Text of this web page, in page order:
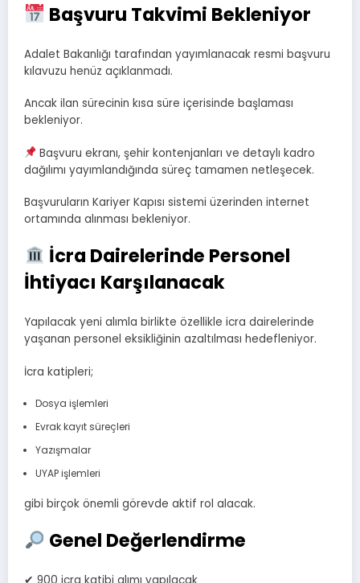
Başvuru Takvimi Bekleniyor
Adalet Bakanlığı tarafından yayımlanacak resmi başvuru
kılavuzu henüz açıklanmadı.
Ancak ilan sürecinin kısa süre içerisinde başlaması
bekleniyor.
Başvuru ekranı, şehir kontenjanları ve detaylı kadro
dağılımı yayımlandığında süreç tamamen netleşecek.
Başvuruların Kariyer Kapısı sistemi üzerinden internet
ortamında alınması bekleniyor.
İcra Dairelerinde Personel
İhtiyacı Karşılanacak
Yapılacak yeni alımla birlikte özellikle icra dairelerinde
yaşanan personel eksikliğinin azaltılması hedefleniyor.
İcra katipleri;
Dosya işlemleri
Evrak kayıt süreçleri
Yazışmalar
UYAP işlemleri
gibi birçok önemli görevde aktif rol alacak.
Genel Değerlendirme